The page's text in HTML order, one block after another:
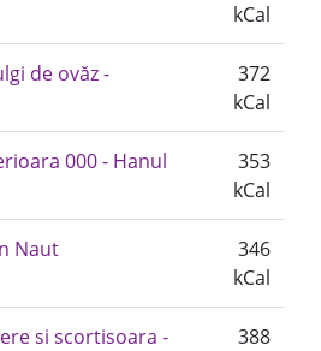
kCal
de ovăz -
372
kCal
000 - Hanul
353
kCal
Naut
346
kCal
si scortisoara -
388